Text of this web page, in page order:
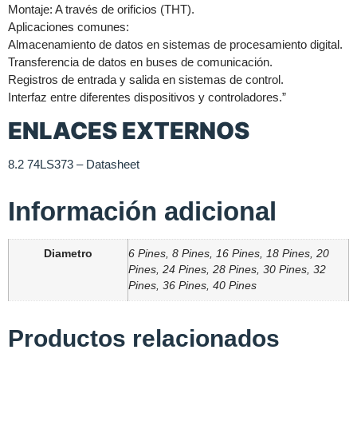
Montaje: A través de orificios (THT).
Aplicaciones comunes:
Almacenamiento de datos en sistemas de procesamiento digital.
Transferencia de datos en buses de comunicación.
Registros de entrada y salida en sistemas de control.
Interfaz entre diferentes dispositivos y controladores.”
ENLACES EXTERNOS
8.2 74LS373 – Datasheet
Información adicional
Diametro
6 Pines, 8 Pines, 16 Pines, 18 Pines, 20
Pines, 24 Pines, 28 Pines, 30 Pines, 32
Pines, 36 Pines, 40 Pines
Productos relacionados